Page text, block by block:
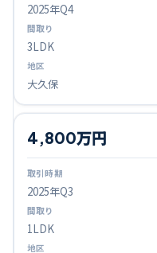
2025年Q4
3LDK
大久保
2025年Q3
4,800万円
1LDK